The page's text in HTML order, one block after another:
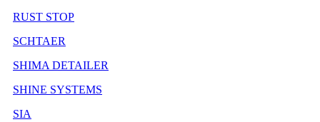
RUST STOP
SCHTAER
SHIMA DETAILER
SHINE SYSTEMS
SIA